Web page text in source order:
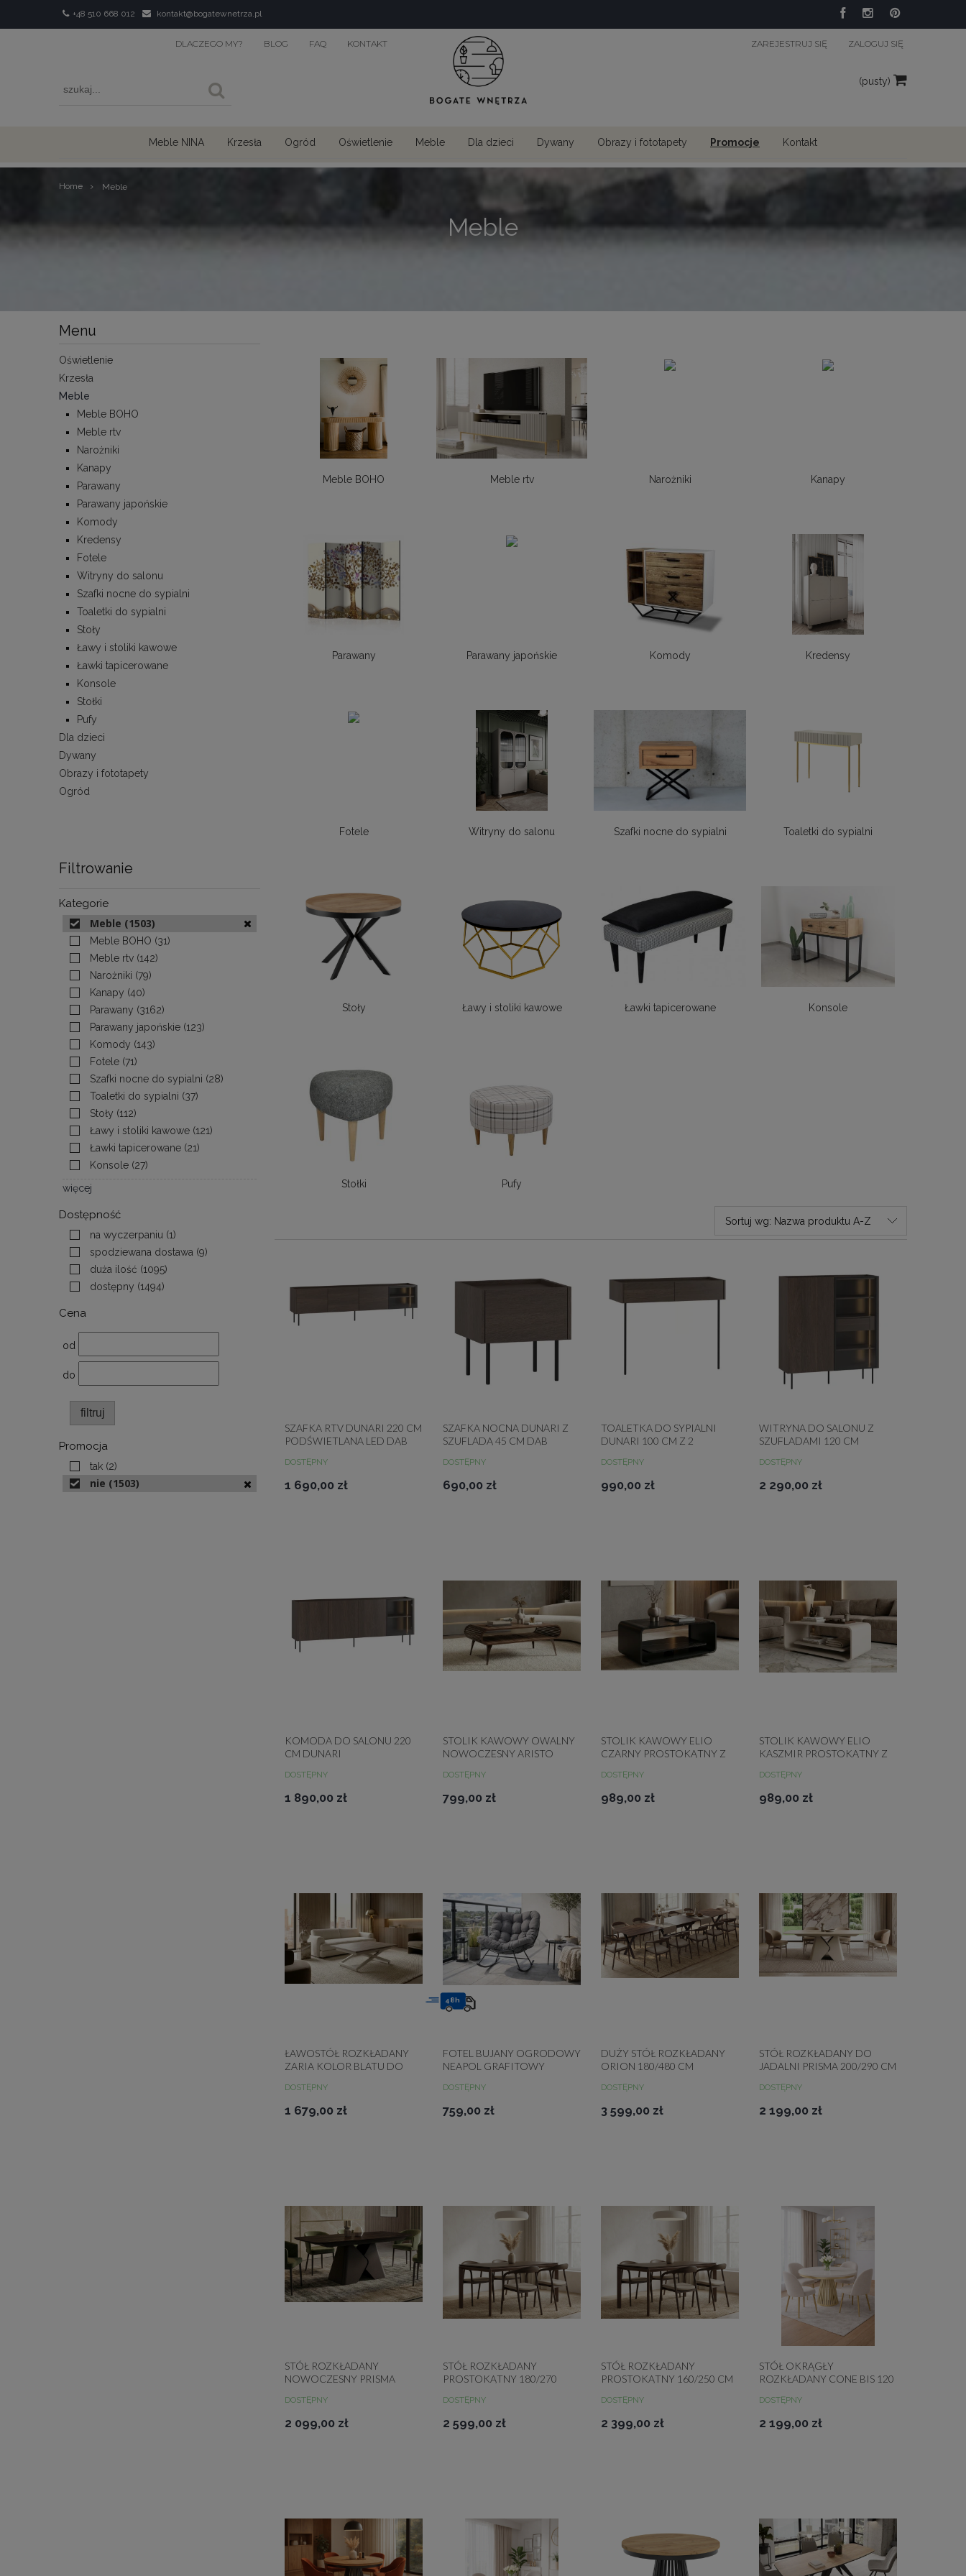
+48 510 668 012 kontakt@bogatewnetrza.pl
DLACZEGO MY? BLOG FAQ KONTAKT ZAREJESTRUJ SIĘ ZALOGUJ SIĘ
(pusty)
Meble NINA Krzesła Ogród Oświetlenie Meble Dla dzieci Dywany Obrazy i fototapety Promocje Kontakt
Home › Meble
Meble
Menu
Oświetlenie
Krzesła
Meble
Meble BOHO
Meble rtv
Narożniki
Kanapy
Parawany
Parawany japońskie
Komody
Kredensy
Fotele
Witryny do salonu
Szafki nocne do sypialni
Toaletki do sypialni
Stoły
Ławy i stoliki kawowe
Ławki tapicerowane
Konsole
Stołki
Pufy
Dla dzieci
Dywany
Obrazy i fototapety
Ogród
Filtrowanie
Kategorie
Meble (1503)
Meble BOHO (31)
Meble rtv (142)
Narożniki (79)
Kanapy (40)
Parawany (3162)
Parawany japońskie (123)
Komody (143)
Fotele (71)
Szafki nocne do sypialni (28)
Toaletki do sypialni (37)
Stoły (112)
Ławy i stoliki kawowe (121)
Ławki tapicerowane (21)
Konsole (27)
więcej
Dostępność
na wyczerpaniu (1)
spodziewana dostawa (9)
duża ilość (1095)
dostępny (1494)
Cena
od
do
filtruj
Promocja
tak (2)
nie (1503)
Meble BOHO Meble rtv Narożniki Kanapy
Parawany Parawany japońskie Komody Kredensy
Fotele Witryny do salonu Szafki nocne do sypialni Toaletki do sypialni
Stoły Ławy i stoliki kawowe Ławki tapicerowane Konsole
Stołki Pufy
Sortuj wg: Nazwa produktu A-Z
SZAFKA RTV DUNARI 220 CM
PODŚWIETLANA LED DĄB
DOSTĘPNY
1 690,00 zł
SZAFKA NOCNA DUNARI Z
SZUFLADĄ 45 CM DĄB
DOSTĘPNY
690,00 zł
TOALETKA DO SYPIALNI
DUNARI 100 CM Z 2
DOSTĘPNY
990,00 zł
WITRYNA DO SALONU Z
SZUFLADAMI 120 CM
DOSTĘPNY
2 290,00 zł
KOMODA DO SALONU 220
CM DUNARI
DUNIN
DOSTĘPNY
1 890,00 zł
STOLIK KAWOWY OWALNY
NOWOCZESNY ARISTO
DOSTĘPNY
799,00 zł
STOLIK KAWOWY ELIO
CZARNY PROSTOKĄTNY Z
DOSTĘPNY
989,00 zł
STOLIK KAWOWY ELIO
KASZMIR PROSTOKĄTNY Z
DOSTĘPNY
989,00 zł
ŁAWOSTÓŁ ROZKŁADANY
ZARIA KOLOR BLATU DO
DOSTĘPNY
1 679,00 zł
FOTEL BUJANY OGRODOWY
NEAPOL GRAFITOWY
DOSTĘPNY
759,00 zł
48h
DUŻY STÓŁ ROZKŁADANY
ORION 180/480 CM
DOSTĘPNY
3 599,00 zł
STÓŁ ROZKŁADANY DO
JADALNI PRISMA 200/290 CM
DOSTĘPNY
2 199,00 zł
STÓŁ ROZKŁADANY
NOWOCZESNY PRISMA
DOSTĘPNY
2 099,00 zł
STÓŁ ROZKŁADANY
PROSTOKĄTNY 180/270
DOSTĘPNY
2 599,00 zł
STÓŁ ROZKŁADANY
PROSTOKĄTNY 160/250 CM
DOSTĘPNY
2 399,00 zł
STÓŁ OKRĄGŁY
ROZKŁADANY CONE BIS 120
DOSTĘPNY
2 199,00 zł